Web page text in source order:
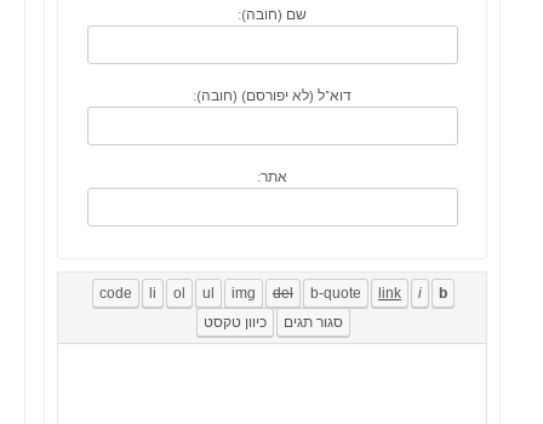
שם (חובה):
דוא"ל (לא יפורסם) (חובה):
אתר: